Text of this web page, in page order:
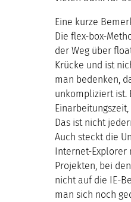
Eine kurze
Die flex-box-
der Weg über
Krücke und ist
man bedenken,
unkompliziert ist.
Das ist nicht
Auch steckt die
Internet-Explorer
Projekten, bei
nicht auf die IE-
man sich noch